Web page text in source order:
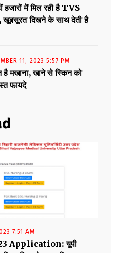
हजारों में मिल रही है TVS
दिखने के साथ देती है
11, 2023 5:57 PM
है मखाना, खाने से स्किन को
फायदे
7:51 AM
Application: यूपी